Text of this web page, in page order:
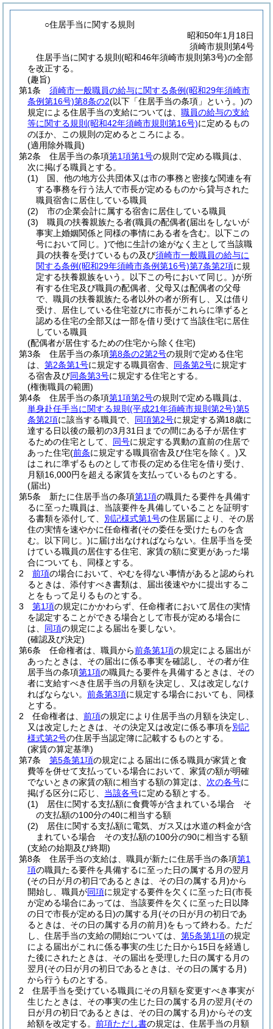
○住居手当に関する規則
昭和50年1月18日
須崎市規則第4号
住居手当に関する規則(昭和46年須崎市規則第3号)の全部
を改正する。
(趣旨)
第1条
須崎市一般職員の給与に関する条例(昭和29年須崎市
条例第16号)第8条の2(以下「住居手当の条項」という。)の
規定による住居手当の支給については、 職員の給与の支給
等に関する規則 (昭和42年須崎市規則第16号)に定めるもの
のほか、この規則の定めるところによる。
(適用除外職員)
第2条
住居手当の条項第1項第1号の規則で定める職員は、
次に掲げる職員とする。
(1)
国、他の地方公共団体又は市の事務と密接な関連を有
する事務を行う法人で市長が定めるものから貸与された
職員宿舎に居住している職員
(2)
市の企業会計に属する宿舎に居住している職員
(3)
職員の扶養親族たる者(職員の配偶者(届出をしないが
事実上婚姻関係と同様の事情にある者を含む。以下この
号において同じ。)で他に生計の途がなく主として当該職
員の扶養を受けているもの及び須崎市一般職員の給与に
関する条例(昭和29年須崎市条例第16号)第7条第2項に規
定する扶養親族をいう。以下この号において同じ。)が所
有する住宅及び職員の配偶者、父母又は配偶者の父母
で、職員の扶養親族たる者以外の者が所有し、又は借り
受け、居住している住宅並びに市長がこれらに準ずると
認める住宅の全部又は一部を借り受けて当該住宅に居住
している職員
(配偶者が居住するための住宅から除く住宅)
第3条
住居手当の条項第8条の2第2号の規則で定める住宅
は、 第2条第1号に規定する職員宿舎、 同条第2号に規定す
る宿舎及び同条第3号に規定する住宅とする。
(権衡職員の範囲)
第4条
住居手当の条項第1項第2号の規則で定める職員は、
単身赴任手当に関する規則 (平成21年須崎市規則第2号)第5
条第2項に該当する職員で、 同項第2号に規定する満18歳に
達する日以後の最初の3月31日までの間にある子が居住す
るための住宅として、 同号に規定する異動の直前の住居で
あった住宅(前条に規定する職員宿舎及び住宅を除く。)又
はこれに準ずるものとして市長の定める住宅を借り受け、
月額16,000円を超える家賃を支払っているものとする。
(届出)
第5条
新たに住居手当の条項第1項の職員たる要件を具備す
るに至った職員は、当該要件を具備していることを証明す
る書類を添付して、 別記様式第1号の住居届により、その居
住の実情を速やかに任命権者(その委任を受けたものを含
む。以下同じ。)に届け出なければならない。 住居手当を受
けている職員の居住する住宅、家賃の額に変更があった場
合についても、同様とする。
2
前項の場合において、やむを得ない事情があると認められ
るときは、添付すべき書類は、届出後速やかに提出するこ
とをもって足りるものとする。
3
第1項の規定にかかわらず、任命権者において居住の実情
を認定することができる場合として市長が定める場合に
は、 同項の規定による届出を要しない。
(確認及び決定)
第6条
任命権者は、職員から前条第1項の規定による届出が
あったときは、その届出に係る事実を確認し、その者が住
居手当の条項第1項の職員たる要件を具備するときは、その
者に支給すべき住居手当の月額を決定し、又は改定しなけ
ればならない。 前条第3項に規定する場合においても、同様
とする。
2
任命権者は、 前項の規定により住居手当の月額を決定し、
又は改定したときは、その決定又は改定に係る事項を別記
様式第2号の住居手当認定簿に記載するものとする。
(家賃の算定基準)
第7条
第5条第1項の規定による届出に係る職員が家賃と食
費等を併せて支払っている場合において、家賃の額が明確
でないときの家賃の額に相当する額の算定は、 次の各号に
掲げる区分に応じ、 当該各号に定める額とする。
(1)
居住に関する支払額に食費等が含まれている場合 そ
の支払額の100分の40に相当する額
(2)
居住に関する支払額に電気、ガス又は水道の料金が含
まれている場合 その支払額の100分の90に相当する額
(支給の始期及び終期)
第8条
住居手当の支給は、職員が新たに住居手当の条項第1
項の職員たる要件を具備するに至った日の属する月の翌月
(その日が月の初日であるときは、その日の属する月)から
開始し、職員が同項に規定する要件を欠くに至った日(市長
が定める場合にあっては、当該要件を欠くに至った日以降
の日で市長が定める日)の属する月(その日が月の初日であ
るときは、その日の属する月の前月)をもって終わる。 ただ
し、住居手当の支給の開始については、 第5条第1項の規定
による届出がこれに係る事実の生じた日から15日を経過し
た後にされたときは、その届出を受理した日の属する月の
翌月(その日が月の初日であるときは、その日の属する月)
から行うものとする。
2
住居手当を受けている職員にその月額を変更すべき事実が
生じたときは、その事実の生じた日の属する月の翌月(その
日が月の初日であるときは、その日の属する月)からその支
給額を改定する。 前項ただし書の規定は、住居手当の月額